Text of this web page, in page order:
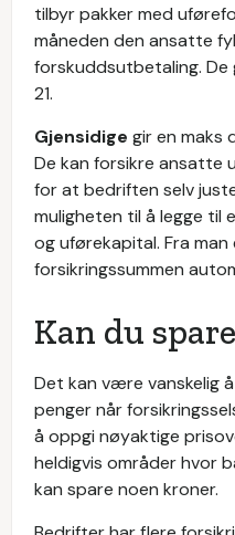
tilbyr pakker med
måneden den ansatte
forskuddsutbetaling.
21.
Gjensidige gir en maks
De kan forsikre ansatte
for at bedriften selv
muligheten til å legge til
og uførekapital. Fra
forsikringssummen
Kan du
Det kan være vanskelig
penger når
å oppgi nøyaktige
heldigvis områder hvor
kan spare noen kroner.